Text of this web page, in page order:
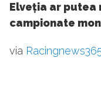
Elveția ar putea
campionate
via